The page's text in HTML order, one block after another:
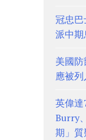
冠忠
派中
美國
應被列
英偉
Burry
期」質